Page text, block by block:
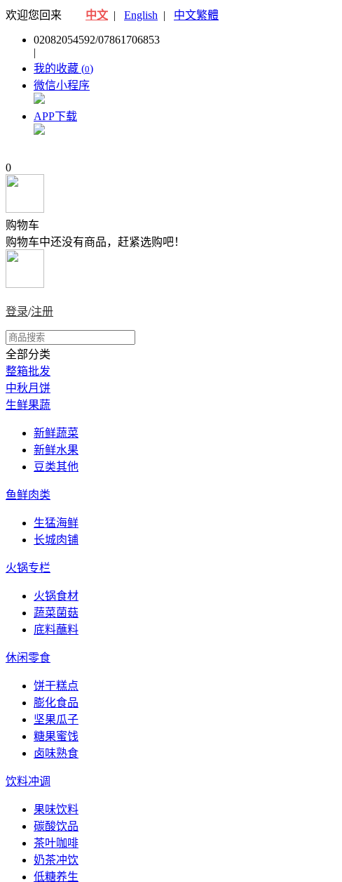
欢迎您回来 中文 | English | 中文繁體
02082054592/07861706853
|
我的收藏 (0)
微信小程序
APP下载
0
购物车
购物车中还没有商品，赶紧选购吧！
登录/注册
全部分类
整箱批发
中秋月饼
生鲜果蔬
新鲜蔬菜
新鲜水果
豆类其他
鱼鲜肉类
生猛海鲜
长城肉铺
火锅专栏
火锅食材
蔬菜菌菇
底料蘸料
休闲零食
饼干糕点
膨化食品
坚果瓜子
糖果蜜饯
卤味熟食
饮料冲调
果味饮料
碳酸饮品
茶叶咖啡
奶茶冲饮
低糖养生